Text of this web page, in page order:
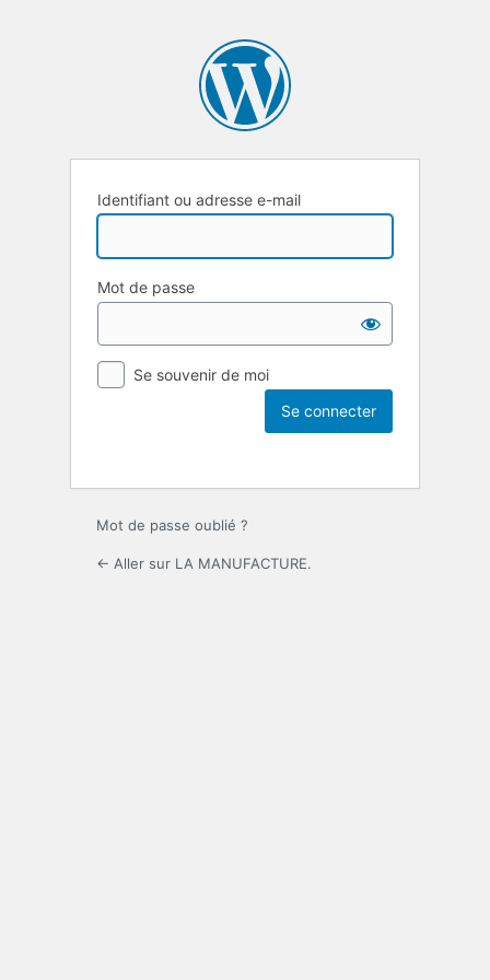
Identifiant ou adresse e-mail
Mot de passe
Se souvenir de moi
Mot de passe oublié ?
← Aller sur LA MANUFACTURE.